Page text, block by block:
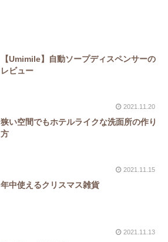
【Umimile】自動ソープディスペンサーの
レビュー
2021.11.20
狭い空間でもホテルライクな洗面所の作り
方
2021.11.15
年中使えるクリスマス雑貨
2021.11.13